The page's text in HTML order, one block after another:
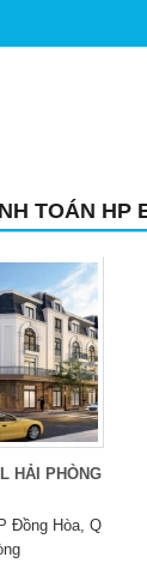
TOÁN HP
HẢI PHÒNG
Đồng Hòa, Q